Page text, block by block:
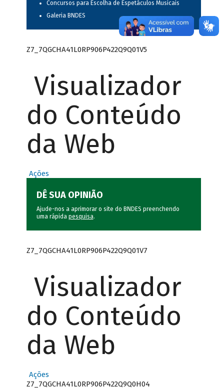
Concursos para Escolha de Espetáculos Musicais
Galeria BNDES
Z7_7QGCHA41L0RP906P422Q9Q01V5
Visualizador
do Conteúdo
da Web
Ações
DÊ SUA OPINIÃO
Ajude-nos a aprimorar o site do BNDES preenchendo
uma rápida pesquisa.
Z7_7QGCHA41L0RP906P422Q9Q01V7
Visualizador
do Conteúdo
da Web
Ações
Z7_7QGCHA41L0RP906P422Q9Q0H04